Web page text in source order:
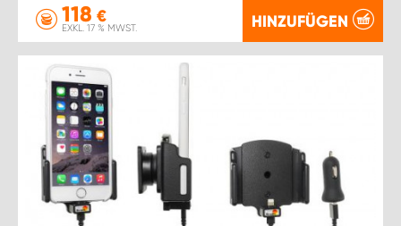
118 €
EXKL. 17 % MWST. HINZUFÜGEN